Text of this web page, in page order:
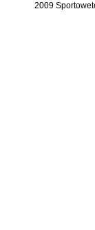
2009